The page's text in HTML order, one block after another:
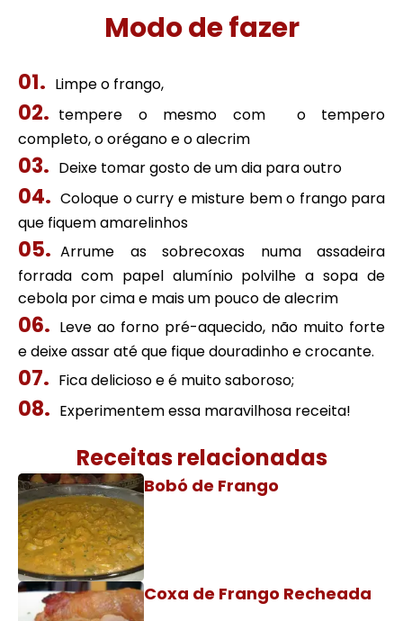
Modo de fazer
Limpe o frango,
tempere o mesmo com o tempero
completo, o orégano e o alecrim
Deixe tomar gosto de um dia para outro
Coloque o curry e misture bem o frango para
que fiquem amarelinhos
Arrume as sobrecoxas numa assadeira
forrada com papel alumínio polvilhe a sopa de
cebola por cima e mais um pouco de alecrim
Leve ao forno pré-aquecido, não muito forte
e deixe assar até que fique douradinho e crocante.
Fica delicioso e é muito saboroso;
Experimentem essa maravilhosa receita!
Receitas relacionadas
Bobó de Frango
Coxa de Frango Recheada